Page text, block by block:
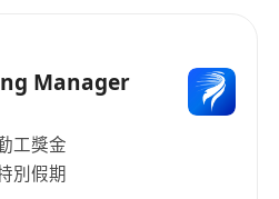
Manager
工獎金
別假期